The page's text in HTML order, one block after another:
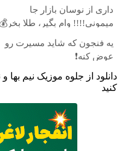
داری از نوسان بازار جا
میمونی!!!! وام بگیر، طلا بخر💰
یه فنجون که شاید مسیرت رو
عوض کنه❗
دانلود از جلوه موزیک نیم
کنید